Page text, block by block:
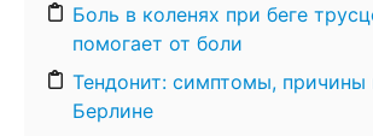
Боль в коленях при беге
помогает от боли
Тендонит: симптомы, причины
Берлине